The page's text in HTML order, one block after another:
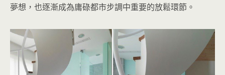
夢想，也逐漸成為庸碌都市步調中重要的放鬆環節。